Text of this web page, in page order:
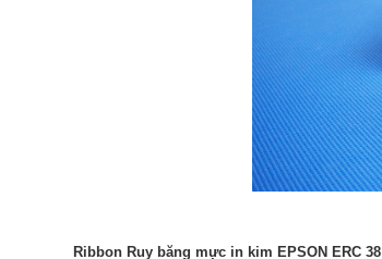
Ribbon Ruy băng mực in kim EPSON ERC 38